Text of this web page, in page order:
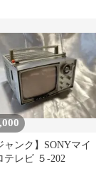
ャンク】SONYマイ
テレビ ５-202